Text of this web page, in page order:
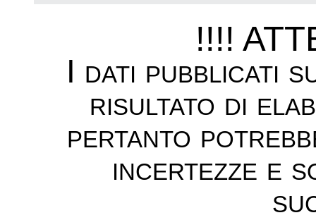
!!!!
I dati pubblicati
risultato di
pertanto
incertezze e